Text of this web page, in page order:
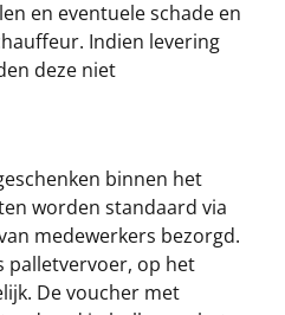
en eventuele schade en
Indien levering
deze niet
binnen het
worden standaard via
medewerkers bezorgd.
palletvervoer, op het
De voucher met